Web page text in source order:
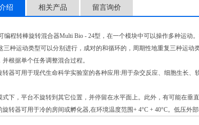
绍 相关产品 留言询价
编程转棒旋转混合器Multi Bio - 24型，在一个模块中可以操作多种运
三种运动类型可以分别进行，成对的和循环的，周期性地重复三种运
并根据单个任务调整混合过程。
转器可用于现代生命科学实验室的各种应用:用于杂交反应、细胞生长
式下，平台不旋转到其它位置，并停留在水平面上。此外，有可能在垂
旋转器可用于冷的房间或孵化器,在环境温度范围+ 4°C + 40°C。低压外